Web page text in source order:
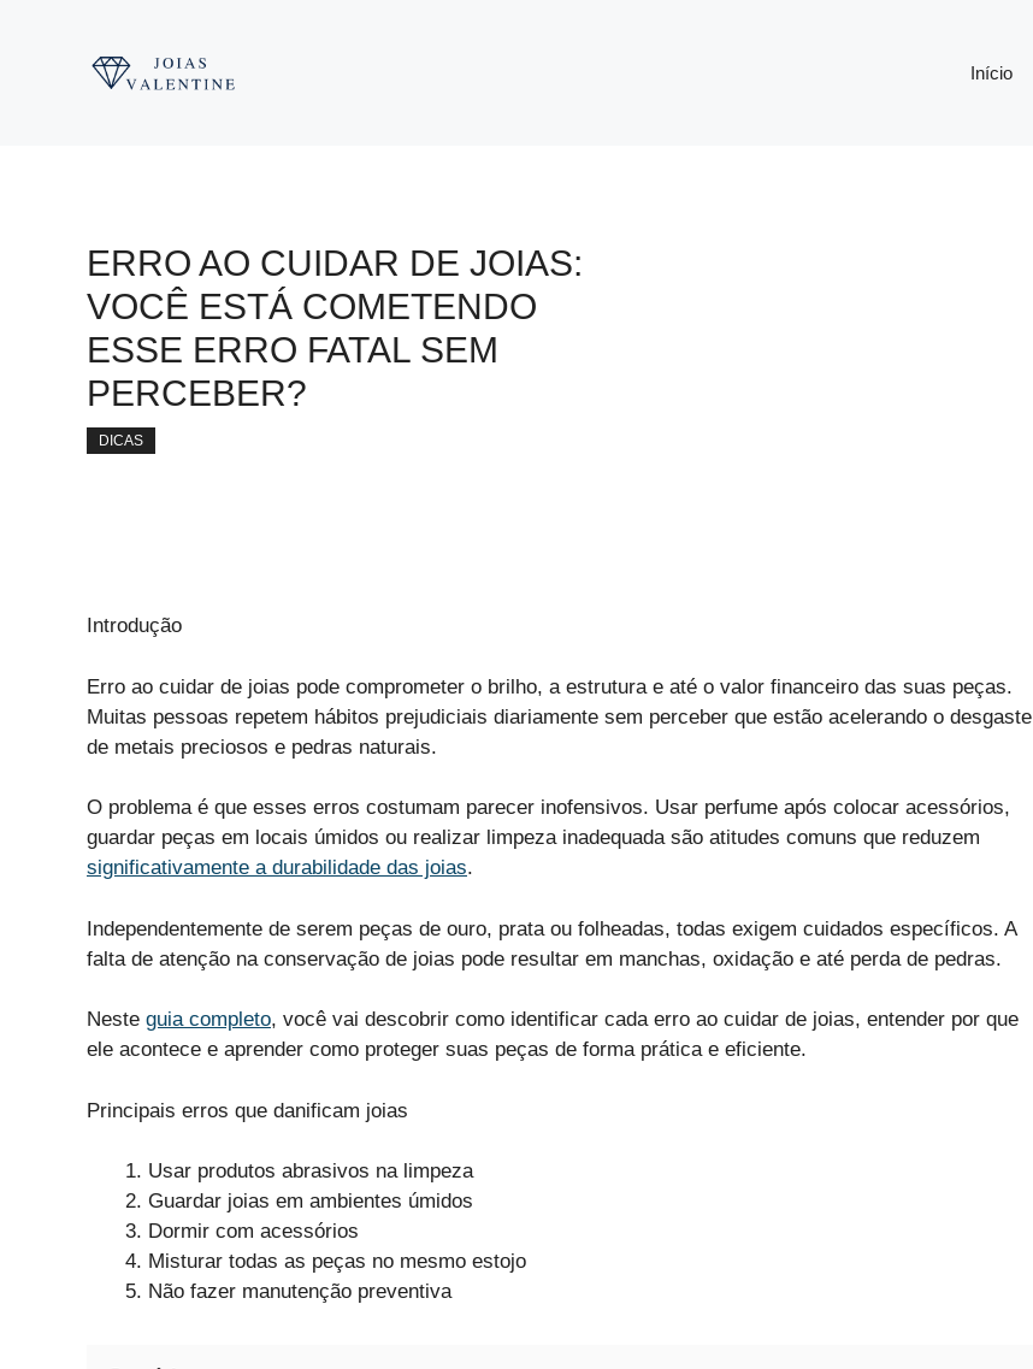
Início
ERRO AO CUIDAR DE JOIAS:
VOCÊ ESTÁ COMETENDO
ESSE ERRO FATAL SEM
PERCEBER?
DICAS
Introdução
Erro ao cuidar de joias pode comprometer o brilho, a estrutura e até o valor financeiro das suas peças.
Muitas pessoas repetem hábitos prejudiciais diariamente sem perceber que estão acelerando o desgaste
de metais preciosos e pedras naturais.
O problema é que esses erros costumam parecer inofensivos. Usar perfume após colocar acessórios,
guardar peças em locais úmidos ou realizar limpeza inadequada são atitudes comuns que reduzem
significativamente a durabilidade das joias.
Independentemente de serem peças de ouro, prata ou folheadas, todas exigem cuidados específicos. A
falta de atenção na conservação de joias pode resultar em manchas, oxidação e até perda de pedras.
Neste guia completo, você vai descobrir como identificar cada erro ao cuidar de joias, entender por que
ele acontece e aprender como proteger suas peças de forma prática e eficiente.
Principais erros que danificam joias
Usar produtos abrasivos na limpeza
Guardar joias em ambientes úmidos
Dormir com acessórios
Misturar todas as peças no mesmo estojo
Não fazer manutenção preventiva